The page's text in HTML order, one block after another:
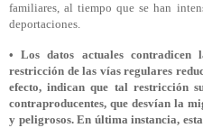
familiares, al tiempo que se han
deportaciones.
• Los datos actuales contradicen
restricción de las vías regulares
efecto, indican que tal restricción
contraproducentes, que desvían la
y peligrosos. En última instancia,